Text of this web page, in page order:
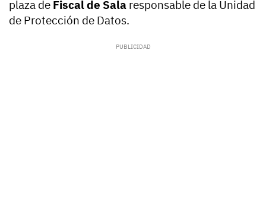
plaza de Fiscal de Sala responsable de la Unidad
de Protección de Datos.